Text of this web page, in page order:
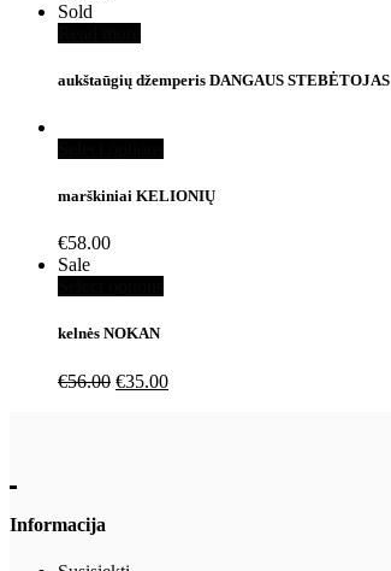
Sold
aukštaūgių džemperis DANGAUS STEBĖTOJAS
marškiniai KELIONIŲ
€58.00
Sale
kelnės NOKAN
€56.00 €35.00
Informacija